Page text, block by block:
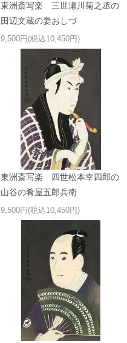
東洲斎写楽 三世瀬川菊之丞の
田辺文蔵の妻おしづ
9,500円(税込10,450円)
東洲斎写楽 四世松本幸四郎の
山谷の肴屋五郎兵衛
9,500円(税込10,450円)